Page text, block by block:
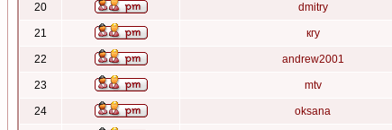
20 dmitry
21 кгу
22 andrew2001
23 mtv
24 oksana